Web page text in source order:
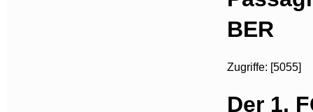
BER
Zugriffe: [5055]
Der 1.